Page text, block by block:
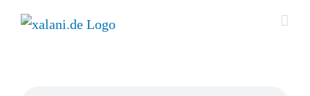
Inhalt